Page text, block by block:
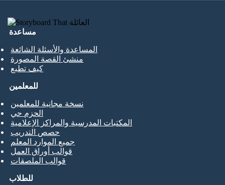
مساعدة
المساعدة والأسئلة الشائعة
منشئ القصة المصورة
كيف تطبع
للطلاب
للمعلمين
نسخة مجانية للمعلمين
الحزم حي
المكتبات المدرسية والمراكز الإعلامية
حصص التدريب
جميع الموارد المعلم
قوالب أوراق العمل
قوالب الملصقات